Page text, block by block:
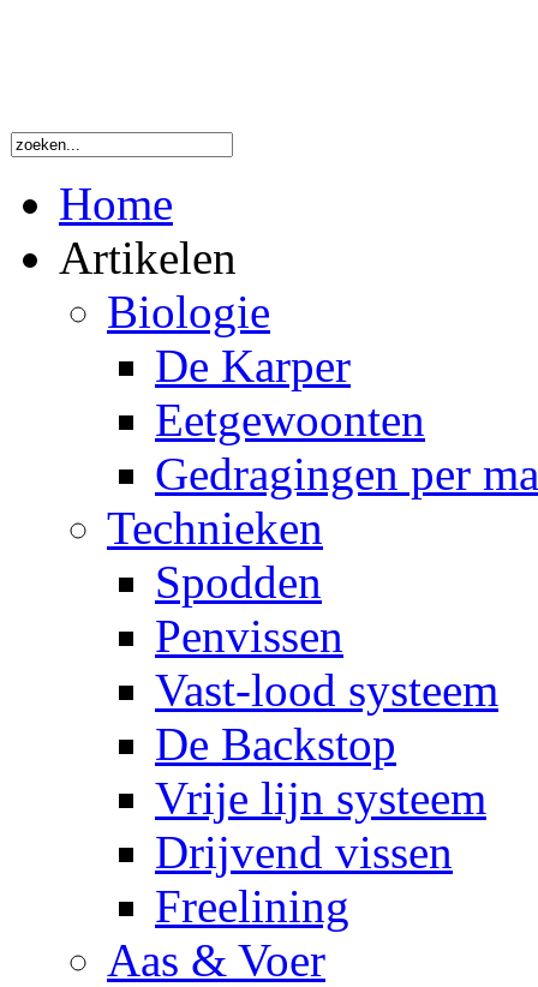
Home
Artikelen
Biologie
De Karper
Eetgewoonten
Gedragingen per
Technieken
Spodden
Penvissen
Vast-lood systeem
De Backstop
Vrije lijn systeem
Drijvend vissen
Freelining
Aas & Voer